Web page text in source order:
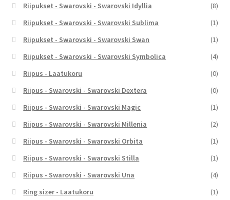
Riipukset - Swarovski - Swarovski Idyllia
(8)
Riipukset - Swarovski - Swarovski Sublima
(1)
Riipukset - Swarovski - Swarovski Swan
(1)
Riipukset - Swarovski - Swarovski Symbolica
(4)
Riipus - Laatukoru
(0)
Riipus - Swarovski - Swarovski Dextera
(0)
Riipus - Swarovski - Swarovski Magic
(1)
Riipus - Swarovski - Swarovski Millenia
(2)
Riipus - Swarovski - Swarovski Orbita
(1)
Riipus - Swarovski - Swarovski Stilla
(1)
Riipus - Swarovski - Swarovski Una
(4)
Ring sizer - Laatukoru
(1)